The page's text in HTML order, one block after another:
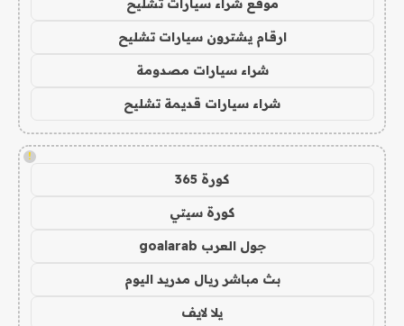
ارقام يشترون سيارات تشليح
شراء سيارات مصدومة
شراء سيارات قديمة تشليح
!
كورة 365
كورة سيتي
جول العرب goalarab
بث مباشر ريال مدريد اليوم
يلا لايف